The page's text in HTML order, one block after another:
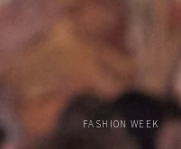
FASHION WEEK